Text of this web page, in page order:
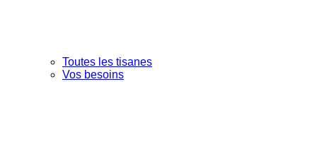
Toutes les tisanes
Vos besoins